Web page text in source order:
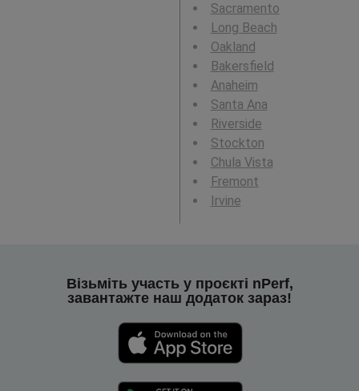
Sacramento
Long Beach
Oakland
Bakersfield
Anaheim
Santa Ana
Riverside
Stockton
Chula Vista
Fremont
Irvine
Візьміть участь у проєкті nPerf,
завантажте наш додаток зараз!